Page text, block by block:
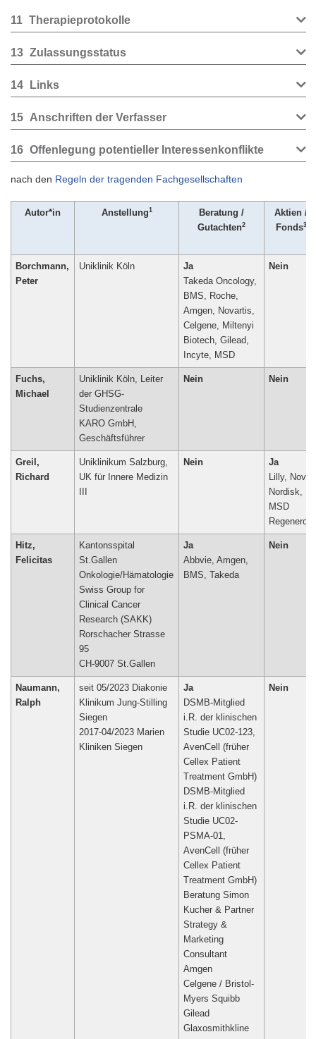
11 Therapieprotokolle
13 Zulassungsstatus
14 Links
15 Anschriften der Verfasser
16 Offenlegung potentieller Interessenkonflikte
nach den Regeln der tragenden Fachgesellschaften
Autor*in Anstellung1
Beratung /
Gutachten2
Aktien /
Fonds3
Borchmann,
Peter
Uniklinik Köln
Ja
Takeda Oncology,
BMS, Roche,
Amgen, Novartis,
Celgene, Miltenyi
Biotech, Gilead,
Nein
Fuchs,
Michael
Uniklinik Köln, Leiter
der GHSG-
Studienzentrale
KARO GmbH,
Geschäftsführer
Nein Nein
Greil,
Richard
Uniklinikum Salzburg,
UK für Innere Medizin
Nein
Ja
Lilly, Novo
Nordisk,
MSD
Regeneron
Hitz,
Felicitas
Kantonsspital
St.Gallen
Onkologie/Hämatologie
Swiss Group for
Clinical Cancer
Research (SAKK)
Rorschacher Strasse
95
CH-9007 St.Gallen
Ja
Abbvie, Amgen,
BMS, Takeda
Nein
Naumann,
Ralph
seit 05/2023 Diakonie
Klinikum Jung-Stilling
Siegen
2017-04/2023 Marien
Kliniken Siegen
Ja
DSMB-Mitglied
i.R. der klinischen
Studie UC02-123,
AvenCell (früher
Cellex Patient
Treatment GmbH)
DSMB-Mitglied
i.R. der klinischen
Studie UC02-
PSMA-01,
AvenCell (früher
Cellex Patient
Treatment GmbH)
Beratung Simon
Kucher & Partner
Strategy &
Marketing
Consultant
Amgen
Celgene / Bristol-
Myers Squibb
Gilead
Glaxosmithkline
Nein